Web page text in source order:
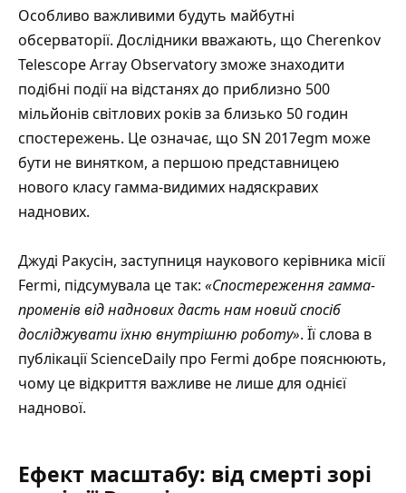
Особливо важливими будуть майбутні
обсерваторії. Дослідники вважають, що Cherenkov
Telescope Array Observatoryзможе знаходити
подібні події на відстанях до приблизно 500
мільйонів світлових років за близько 50 годин
спостережень. Це означає, що SN 2017egm може
бути не винятком, а першою представницею
нового класу гамма-видимих надяскравих
наднових.
Джуді Ракусін, заступниця наукового керівника місії
Fermi, підсумувала це так: «Спостереження гамма-
променів від наднових дасть нам новий спосіб
досліджувати їхню внутрішню роботу». Її слова в
публікації ScienceDaily про Fermi добре пояснюють,
чому це відкриття важливе не лише для однієї
наднової.
Ефект масштабу: від смерті зорі